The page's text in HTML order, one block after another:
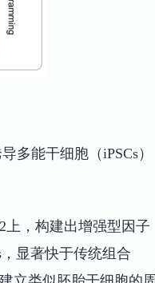
多能干细胞（iPSCs）
上，构建出增强型因子
显著快于传统组合